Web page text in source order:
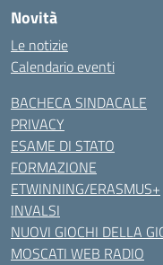
Novità
Le notizie
Calendario eventi
BACHECA SINDACALE
PRIVACY
ESAME DI STATO
FORMAZIONE
ETWINNING/ERASMUS+
INVALSI
NUOVI GIOCHI DELLA
MOSCATI WEB RADIO